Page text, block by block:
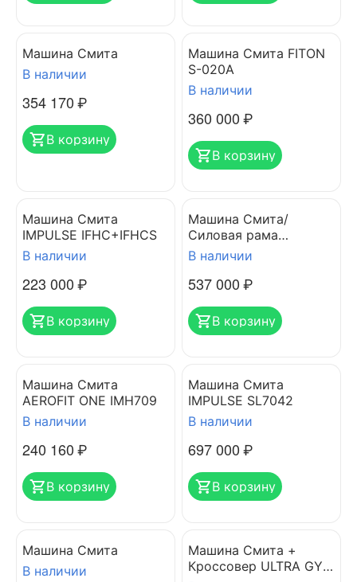
Машина Cмита
В наличии
354 170₽
В корзину
Машина Смита FITON
S-020A
В наличии
360 000₽
В корзину
Машина Смита
IMPULSE IFHC+IFHCS
В наличии
223 000₽
В корзину
Машина Смита/
Силовая рама
IMPULSE IT7033
В наличии
537 000₽
В корзину
Машина Смита
AEROFIT ONE IMH709
В наличии
240 160₽
В корзину
Машина Смита
IMPULSE SL7042
В наличии
697 000₽
В корзину
Машина Смита
В наличии
Машина Смита +
Кроссовер ULTRA GYM